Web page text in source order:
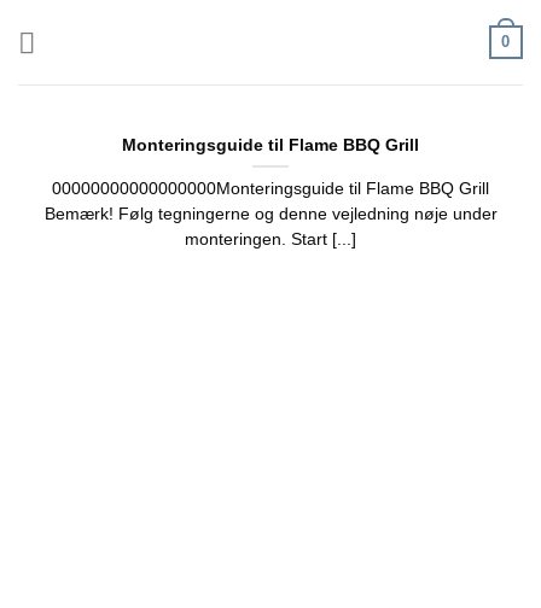
0
Monteringsguide til Flame BBQ Grill
00000000000000000Monteringsguide til Flame BBQ Grill
Bemærk! Følg tegningerne og denne vejledning nøje under
monteringen. Start [...]